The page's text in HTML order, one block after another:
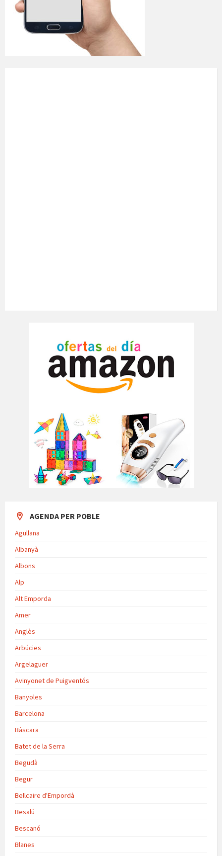
AGENDA PER POBLE
Agullana
Albanyà
Albons
Alp
Alt Emporda
Amer
Anglès
Arbúcies
Argelaguer
Avinyonet de Puigventós
Banyoles
Barcelona
Bàscara
Batet de la Serra
Begudà
Begur
Bellcaire d'Empordà
Besalú
Bescanó
Blanes